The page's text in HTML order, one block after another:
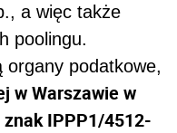
a więc także
poolingu.
organy podatkowe,
w Warszawie w
IPPP1/4512-